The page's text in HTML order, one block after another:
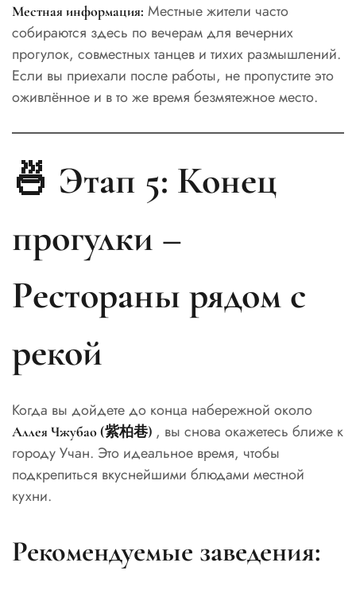
Местная информация: Местные жители часто
собираются здесь по вечерам для вечерних
прогулок, совместных танцев и тихих размышлений.
Если вы приехали после работы, не пропустите это
оживлённое и в то же время безмятежное место.
🍜 Этап 5: Конец
прогулки –
Рестораны рядом с
рекой
Когда вы дойдете до конца набережной около
Аллея Чжубао (紫柏巷) , вы снова окажетесь ближе к
городу Учан. Это идеальное время, чтобы
подкрепиться вкуснейшими блюдами местной
кухни.
Рекомендуемые заведения: